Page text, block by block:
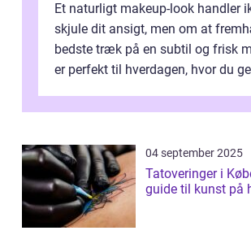
Et naturligt makeup-look handler
skjule dit ansigt, men om at
bedste træk på en subtil og frisk
er perfekt til hverdagen, hvor du
04 september 2025
Tatoveringer i
guide til kunst på